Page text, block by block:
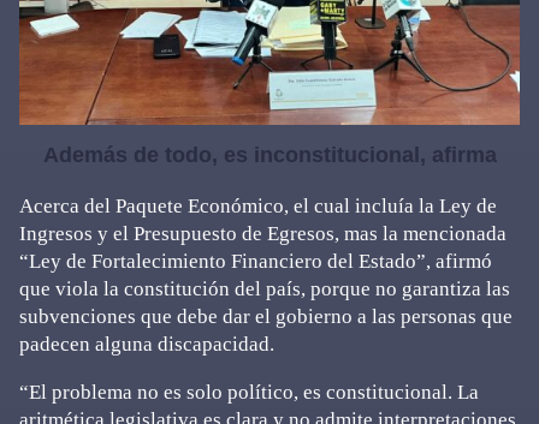
Además de todo, es inconstitucional, afirma
Acerca del Paquete Económico, el cual incluía la Ley de
Ingresos y el Presupuesto de Egresos, mas la mencionada
“Ley de Fortalecimiento Financiero del Estado”, afirmó
que viola la constitución del país, porque no garantiza las
subvenciones que debe dar el gobierno a las personas que
padecen alguna discapacidad.
“El problema no es solo político, es constitucional. La